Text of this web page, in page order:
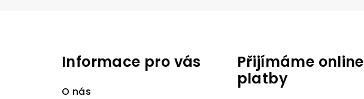
Informace pro vás
O nás
Přijímáme online
platby